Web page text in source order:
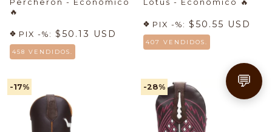
Percheron - Econômico
🔥
PIX -%: $50.13 USD
458 VENDIDOS.
Lótus - Econômico 🔥
PIX -%: $50.55 USD
407 VENDIDOS.
-17% -28% 💬